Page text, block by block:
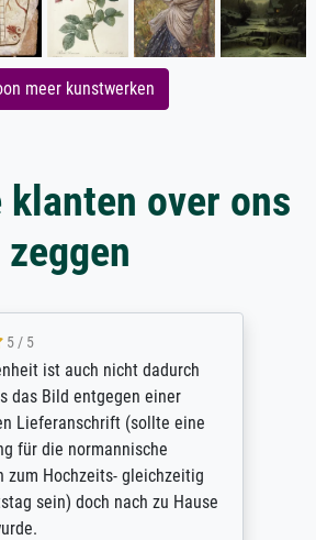
meer kunstwerken
klanten over ons
zeggen
5 / 5
ist auch nicht dadurch
das Bild entgegen einer
Lieferanschrift (sollte eine
für die normannische
zum Hochzeits- gleichzeitig
sein) doch nach zu Hause